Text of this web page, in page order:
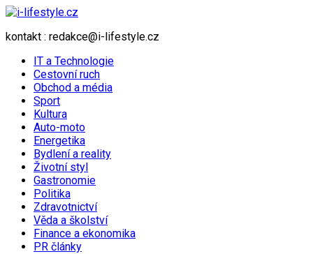
kontakt : redakce@i-lifestyle.cz
IT a Technologie
Cestovní ruch
Obchod a média
Sport
Kultura
Auto-moto
Energetika
Bydlení a reality
Životní styl
Gastronomie
Politika
Zdravotnictví
Věda a školství
Finance a ekonomika
PR články